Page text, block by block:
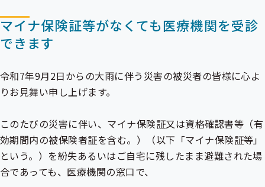
先
サ
ブ
ー
マイナ保険証等がなくても医療機関を受診
できます
令和7年9月2日からの大雨に伴う災害の被災者の皆様に心よ
りお見舞い申し上げます。
このたびの災害に伴い、 マイナ保険証又は資格確認書等（有
効期間内の被保険者証を含む。）（以下「マイナ保険証等」
という。）を紛失あるいはご自宅に残したまま避難された場
合であっても、医療機関の窓口で、